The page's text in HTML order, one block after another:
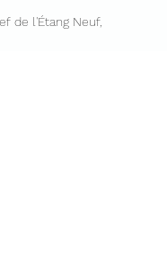
de l'Étang Neuf,